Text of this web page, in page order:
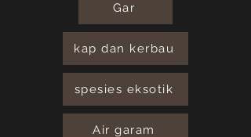
Gar
kap dan kerbau
spesies eksotik
Air garam